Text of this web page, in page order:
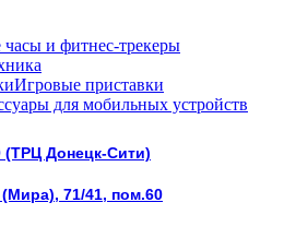
и фитнес-трекеры
Игровые приставки
для мобильных устройств
(ТРЦ Донецк-Сити)
71/41, пом.60